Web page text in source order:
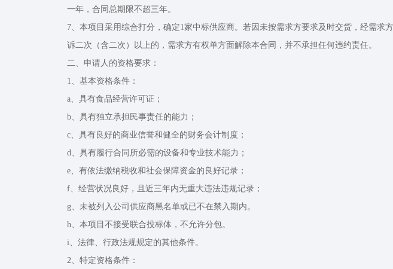
一年，合同总期限不超三年。
7、本项目采用综合打分，确定1家中标供应商。若因未按需求方要求及时交货，经需
诉二次（含二次）以上的，需求方有权单方面解除本合同，并不承担任何违约责任。
二、申请人的资格要求：
1、基本资格条件：
a、具有食品经营许可证；
b、具有独立承担民事责任的能力；
c、具有良好的商业信誉和健全的财务会计制度；
d、具有履行合同所必需的设备和专业技术能力；
e、有依法缴纳税收和社会保障资金的良好记录；
f、经营状况良好，且近三年内无重大违法违规记录；
g、未被列入公司供应商黑名单或已不在禁入期内。
h、本项目不接受联合投标体，不允许分包。
i、法律、行政法规规定的其他条件。
2、特定资格条件：